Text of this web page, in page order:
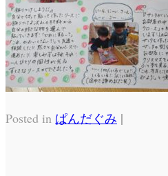
Posted in ぱんだぐみ |